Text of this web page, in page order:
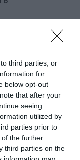
third parties, or
for
below opt-out
that after your
seeing
utilized by
parties prior to
the further
third parties on the